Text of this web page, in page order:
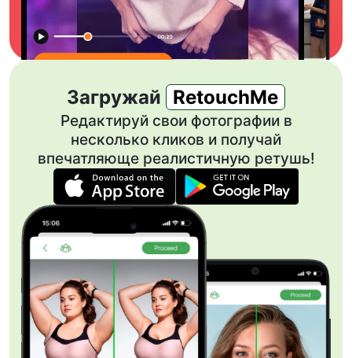
Загружай RetouchMe
Редактируй свои фотографии в
несколько кликов и получай
впечатляюще реалистичную ретушь!